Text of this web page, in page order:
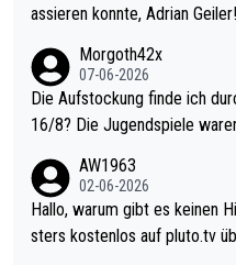
assieren konnte, Adrian
Morgoth42x
07-06-2026
Die Aufstockung finde ich
16/8? Die Jugendspiele waren letztes Jahr durchaus sehr kurz
Allerdings ist Mitchell Lawrie als Nummer 1 der Welt eh qualifi
ziert. Somit ändert die
sters erstmal nichts. Ich denke sie wollen damit für nächstes J
AW1963
02-06-2026
Hallo, warum gibt es keinen Hinweis, dass die Nordic Darts Ma
sters kostenlos auf pluto.tv